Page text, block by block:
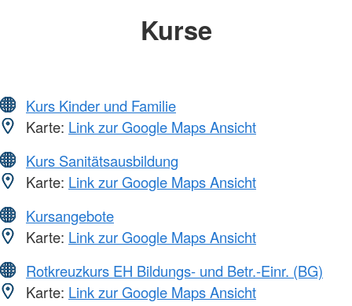
Kurse
Kurs Kinder und Familie
Karte: Link zur Google Maps Ansicht
Kurs Sanitätsausbildung
Karte: Link zur Google Maps Ansicht
Kursangebote
Karte: Link zur Google Maps Ansicht
Rotkreuzkurs EH Bildungs- und Betr.-Einr. (BG)
Karte: Link zur Google Maps Ansicht